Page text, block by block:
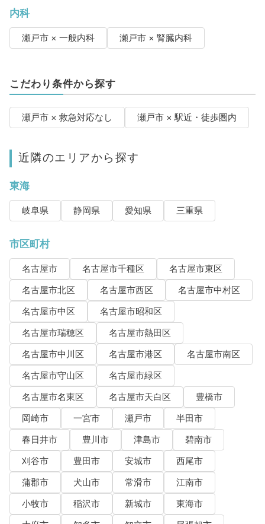
内科
瀬戸市 × 一般内科 瀬戸市 × 腎臓内科
こだわり条件から探す
瀬戸市 × 救急対応なし 瀬戸市 × 駅近・徒歩圏内
近隣のエリアから探す
東海
岐阜県 静岡県 愛知県 三重県
市区町村
名古屋市 名古屋市千種区
名古屋市東区
名古屋市北区
名古屋市西区
名古屋市中村区
名古屋市中区
名古屋市昭和区
名古屋市瑞穂区
名古屋市熱田区
名古屋市中川区
名古屋市港区
名古屋市南区
名古屋市守山区
名古屋市緑区
名古屋市名東区
名古屋市天白区
豊橋市
岡崎市
一宮市 瀬戸市
半田市
春日井市
豊川市 津島市
碧南市
刈谷市
豊田市 安城市
西尾市
蒲郡市
犬山市 常滑市
江南市
小牧市
稲沢市 新城市
東海市